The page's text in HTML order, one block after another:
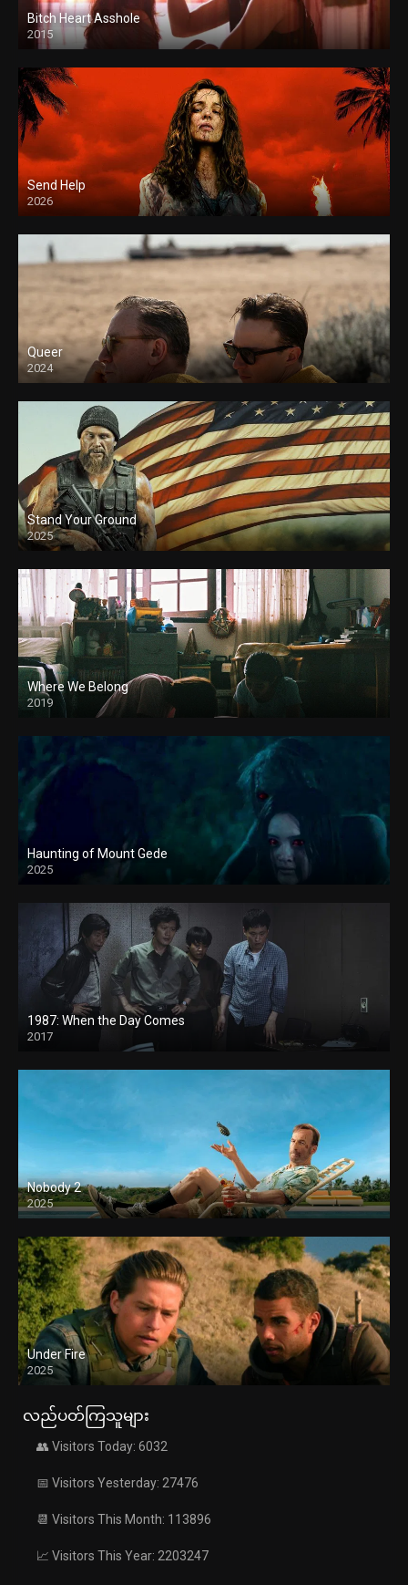
Bitch Heart Asshole
2015
Send Help
2026
Queer
2024
Stand Your Ground
2025
Where We Belong
2019
Haunting of Mount Gede
2025
1987: When the Day Comes
2017
Nobody 2
2025
Under Fire
2025
လည်ပတ်ကြသူများ
👥 Visitors Today: 6032
📅 Visitors Yesterday: 27476
📆 Visitors This Month: 113896
📈 Visitors This Year: 2203247